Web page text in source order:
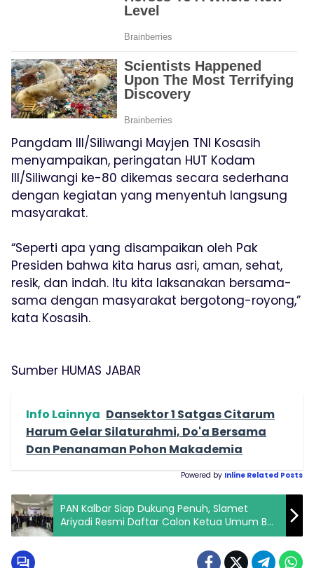
Pangdam III/Siliwangi Mayjen TNI Kosasih
menyampaikan, peringatan HUT Kodam
III/Siliwangi ke-80 dikemas secara sederhana
dengan kegiatan yang menyentuh langsung
masyarakat.
“Seperti apa yang disampaikan oleh Pak
Presiden bahwa kita harus asri, aman, sehat,
resik, dan indah. Itu kita laksanakan bersama-
sama dengan masyarakat bergotong-royong,”
kata Kosasih.
Sumber HUMAS JABAR
Info Lainnya Dansektor 1 Satgas Citarum
Harum Gelar Silaturahmi, Do'a Bersama
Dan Penanaman Pohon Makademia
Powered by Inline Related Posts
PAN Kalbar Siap Dukung Penuh, Slamet
Ariyadi Resmi Daftar Calon Ketua Umum BM
PAN